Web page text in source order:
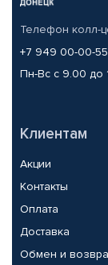
Телефон колл-
+7 949 00-00-
Пн-Вс с 9.00 до
Клиентам
Акции
Контакты
Оплата
Доставка
Обмен и